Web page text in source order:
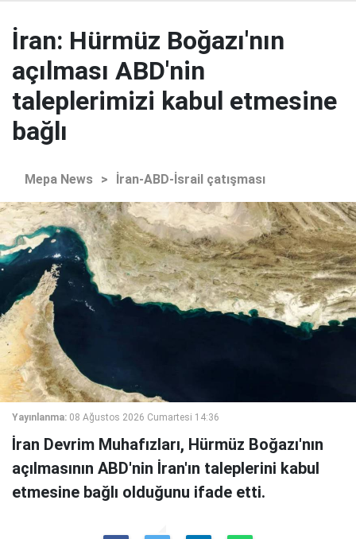
İran: Hürmüz Boğazı'nın
açılması ABD'nin
taleplerimizi kabul etmesine
bağlı
Mepa News > İran-ABD-İsrail çatışması
Yayınlanma: 08 Ağustos 2026 Cumartesi 14:36
İran Devrim Muhafızları, Hürmüz Boğazı'nın
açılmasının ABD'nin İran'ın taleplerini kabul
etmesine bağlı olduğunu ifade etti.